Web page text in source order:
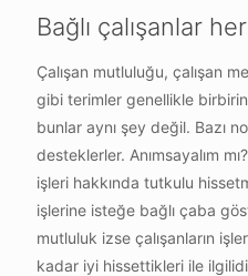
Bağlı çalışanlar
Çalışan mutluluğu, çalışan
gibi terimler genellikle
bunlar aynı şey değil. Bazı
desteklerler. Anımsayalım
işleri hakkında tutkulu
işlerine isteğe bağlı çaba
mutluluk izse çalışanların
kadar iyi hissettikleri ile